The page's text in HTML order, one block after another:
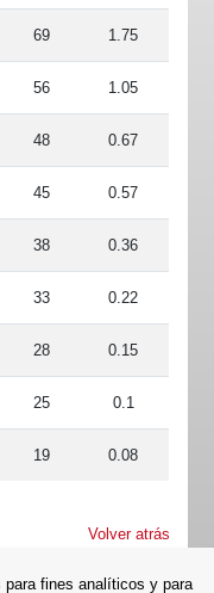
69 1.75
56 1.05
48 0.67
45 0.57
38 0.36
33 0.22
28 0.15
25 0.1
19 0.08
Volver atrás
fines analíticos y para